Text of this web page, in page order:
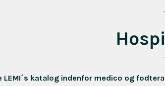
LEMI´s katalog indenfor medico og